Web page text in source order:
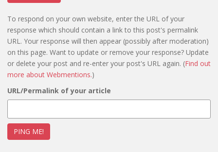
To respond on your own website, enter the URL of your
response which should contain a link to this post's permalink
URL. Your response will then appear (possibly after moderation)
on this page. Want to update or remove your response? Update
or delete your post and re-enter your post's URL again. (Find out
more about Webmentions.)
URL/Permalink of your article